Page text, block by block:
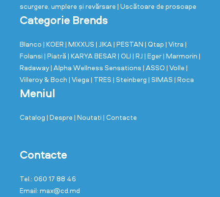
scurgere, umplere și revărsare | Uscătoare de prosoape
Categorie Brends
Blanco | KOER | MIXXUS | JIKA| PESTAN | Qtap | Vitra |
Folansi | Piatră | KARYA BESAR | OLI | RJ | Eger| Marmorin |
Radaway| Alpha Wellness Sensations | ASSO | Volle |
Villeroy & Boch | Viega | TRES | Steinberg | SIMAS | Roca
Meniul
Catalog | Despre | Noutati | Contacte
Contacte
Tel.: 060 17 88 46
Email: max@cd.md